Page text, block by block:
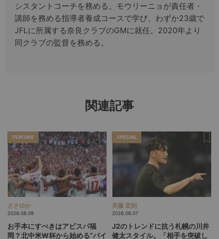
シスタントコーチを務める。モウリーニョが責任者・
講師を務める指導者養成コースで学び、わずか23歳で
JFLに所属する奈良クラブのGMに就任。2020年より
同クラブの監督を務める。
関連記事
FEATURE
ささゆか
2026.08.09
お手本にすべきはアビスパ福
岡？北中米W杯から始める“バイ
SPECIAL
斉藤 宏則
2026.08.07
J2のトレンドに抗う札幌の川井
健太スタイル。「相手を突破し